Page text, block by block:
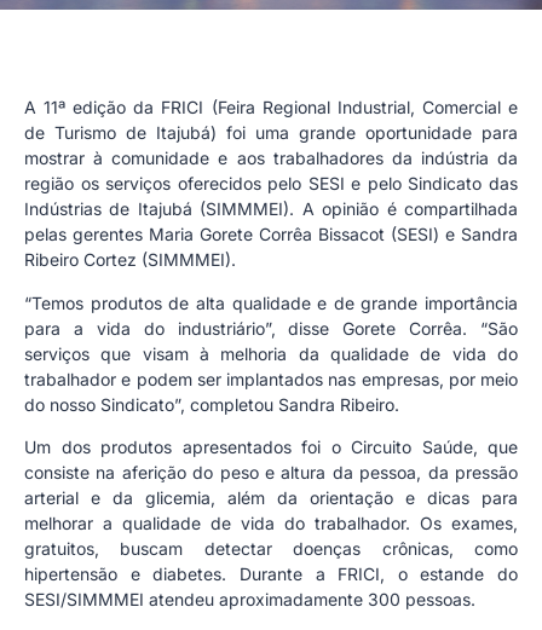
A 11ª edição da FRICI (Feira Regional Industrial, Comercial e
de Turismo de Itajubá) foi uma grande oportunidade para
mostrar à comunidade e aos trabalhadores da indústria da
região os serviços oferecidos pelo SESI e pelo Sindicato das
Indústrias de Itajubá (SIMMMEI). A opinião é compartilhada
pelas gerentes Maria Gorete Corrêa Bissacot (SESI) e Sandra
Ribeiro Cortez (SIMMMEI).
“Temos produtos de alta qualidade e de grande importância
para a vida do industriário”, disse Gorete Corrêa. “São
serviços que visam à melhoria da qualidade de vida do
trabalhador e podem ser implantados nas empresas, por meio
do nosso Sindicato”, completou Sandra Ribeiro.
Um dos produtos apresentados foi o Circuito Saúde, que
consiste na aferição do peso e altura da pessoa, da pressão
arterial e da glicemia, além da orientação e dicas para
melhorar a qualidade de vida do trabalhador. Os exames,
gratuitos, buscam detectar doenças crônicas, como
hipertensão e diabetes. Durante a FRICI, o estande do
SESI/SIMMMEI atendeu aproximadamente 300 pessoas.